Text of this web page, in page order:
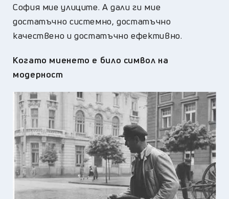
София мие улиците. А дали ги мие
достатъчно системно, достатъчно
качествено и достатъчно ефективно.
Когато миенето е било символ на
модерност